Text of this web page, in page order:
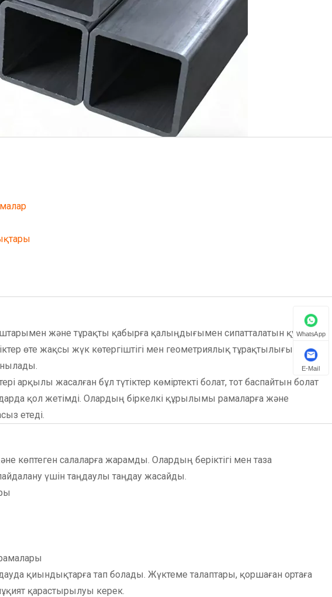
және тұрақты қабырға қалыңдығымен сипатталатын қуыс
өте жақсы жүк көтергіштігі мен геометриялық тұрақтылығына
арқылы жасалған бұл түтіктер көміртекті болат, тот баспайтын болат
қол жетімді. Олардың біркелкі құрылымы рамаларға және
етеді.
көптеген салаларға жарамды. Олардың беріктігі мен таза
үшін таңдаулы таңдау жасайды.
қиындықтарға тап болады. Жүктеме талаптары, қоршаған ортаға
қарастырылуы керек.
WhatsApp
E-Mail